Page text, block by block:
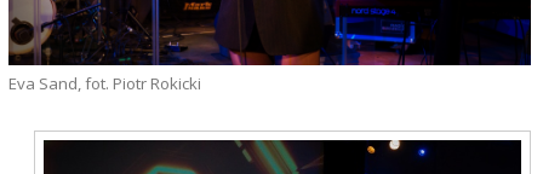
Eva Sand, fot. Piotr Rokicki